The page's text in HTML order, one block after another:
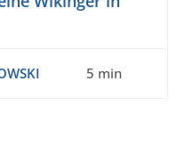
5 min